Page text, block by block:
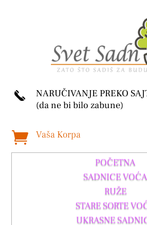
NARUČIVANJE PREKO
(da ne bi bilo zabune)
 Vaša Korpa
POČETNA
SADNICE VOĆA
RUŽE
STARE SORTE
UKRASNE